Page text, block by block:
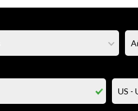
Pelo: Moreno
todo,respeto las opiniones de
o culpar a alguien, respecto